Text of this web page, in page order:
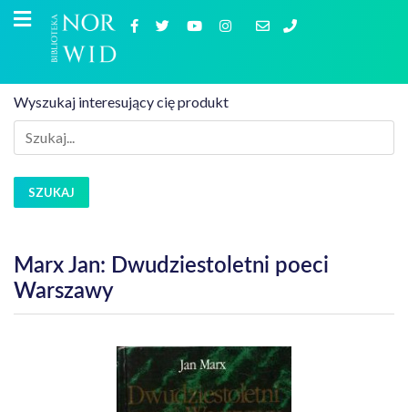
Wyszukaj interesujący cię produkt
SZUKAJ
Marx Jan: Dwudziestoletni poeci
Warszawy